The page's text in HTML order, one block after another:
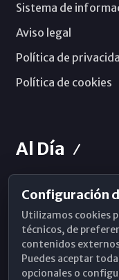
Sistema de
Aviso legal
Política de
Política de cookies
Al Día
Horarios de Misa
Hemeroteca
WhatsApp
Configuración
Utilizamos cookies
técnicos, de
contenidos
Puedes aceptar
opcionales o